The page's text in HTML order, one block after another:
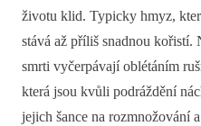
životu klid. Typicky hmyz,
stává až příliš snadnou kořistí.
smrti vyčerpávají oblétáním
která jsou kvůli podráždění
jejich šance na rozmnožování